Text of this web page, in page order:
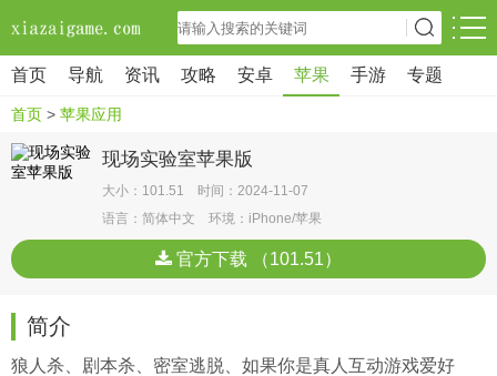
首页 导航 资讯 攻略 安卓 苹果 手游 专题
首页 > 苹果应用
现场实验室苹果版
大小：101.51 时间：2024-11-07
语言：简体中文 环境：iPhone/苹果
官方下载 （101.51）
简介
狼人杀、剧本杀、密室逃脱、如果你是真人互动游戏爱好